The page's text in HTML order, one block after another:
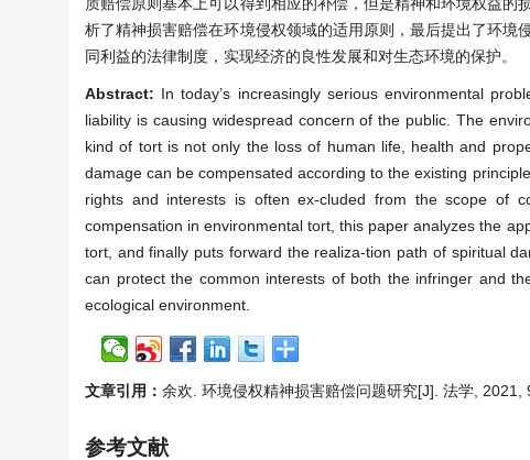
析了精神损害赔偿在环境侵权领域的适用原则，最后提出了环
同利益的法律制度，实现经济的良性发展和对生态环境的保护。
Abstract: In today’s increasingly serious environmental
liability is causing widespread concern of the public. The
kind of tort is not only the loss of human life, health and
damage can be compensated according to the existing
rights and interests is often ex-cluded from the scope of
compensation in environmental tort, this paper analyzes the
tort, and finally puts forward the realiza-tion path of spiritual
can protect the common interests of both the infringer and
ecological environment.
文章引用： 余欢. 环境侵权精神损害赔偿问题研究[J]. 法学, 2021,
参考文献